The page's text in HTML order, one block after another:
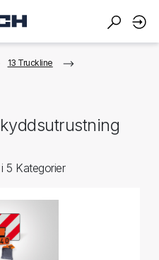
13 Truckline
5 Kategorier